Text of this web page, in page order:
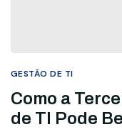
GESTÃO DE TI
Como a
de TI Pode